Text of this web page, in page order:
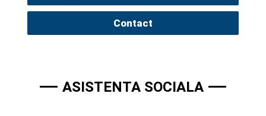
Contact
ASISTENTA SOCIALA